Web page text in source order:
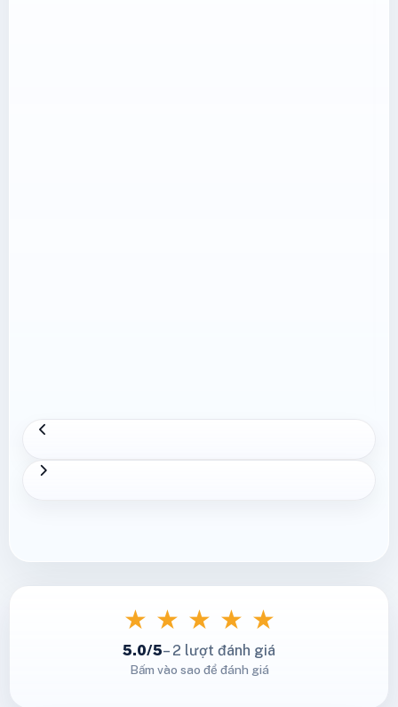
★ ★ ★ ★ ★
5.0/5– 2 lượt đánh giá
Bấm vào sao để đánh giá